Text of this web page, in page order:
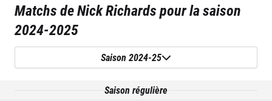
Matchs deNick Richardspour la saison
2024-2025
Saison 2024-25
Saison régulière